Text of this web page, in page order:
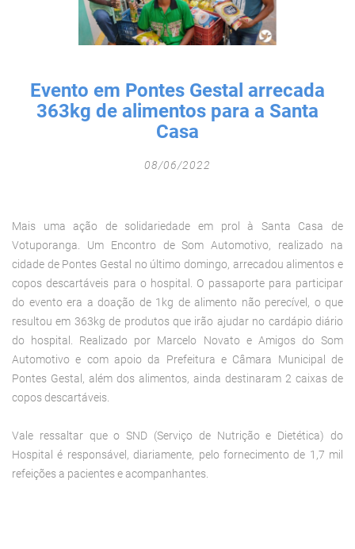
TODOS OS CAMPOS SÃO OBRIGATÓRIOS.
Evento em Pontes Gestal arrecada
363kg de alimentos para a Santa
Casa
08/06/2022
Mais uma ação de solidariedade em prol à Santa Casa de
Votuporanga. Um Encontro de Som Automotivo, realizado na
cidade de Pontes Gestal no último domingo, arrecadou alimentos e
copos descartáveis para o hospital. O passaporte para participar
do evento era a doação de 1kg de alimento não perecível, o que
resultou em 363kg de produtos que irão ajudar no cardápio diário
do hospital. Realizado por Marcelo Novato e Amigos do Som
Automotivo e com apoio da Prefeitura e Câmara Municipal de
Pontes Gestal, além dos alimentos, ainda destinaram 2 caixas de
copos descartáveis.
Vale ressaltar que o SND (Serviço de Nutrição e Dietética) do
Hospital é responsável, diariamente, pelo fornecimento de 1,7 mil
refeições a pacientes e acompanhantes.